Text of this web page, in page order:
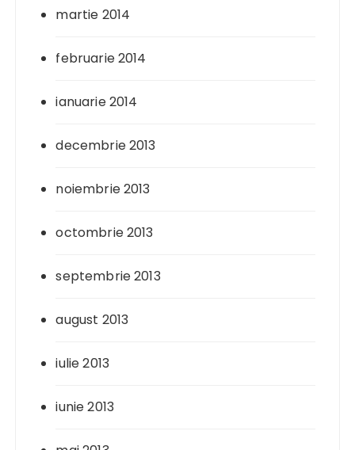
martie 2014
februarie 2014
ianuarie 2014
decembrie 2013
noiembrie 2013
octombrie 2013
septembrie 2013
august 2013
iulie 2013
iunie 2013